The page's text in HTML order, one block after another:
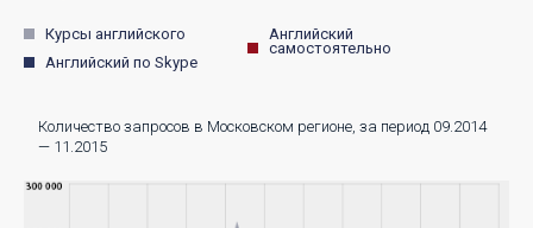
Курсы английского
Английский
самостоятельно
Английский по Skype
Количество запросов в Московском регионе, за период 09.2014
— 11.2015